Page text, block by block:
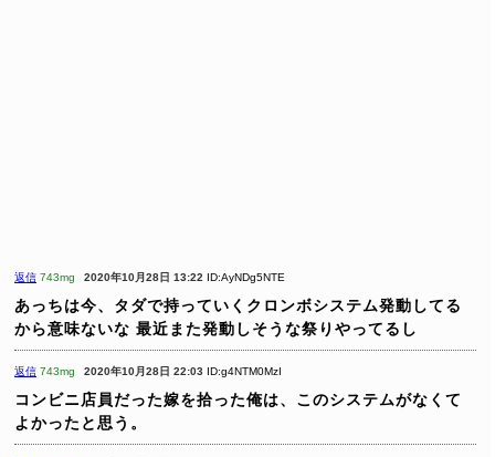
返信 743mg 2020年10月28日 13:22 ID:AyNDg5NTE
あっちは今、タダで持っていくクロンボシステム発動してる
から意味ないな 最近また発動しそうな祭りやってるし
返信 743mg 2020年10月28日 22:03 ID:g4NTM0MzI
コンビニ店員だった嫁を拾った俺は、このシステムがなくて
よかったと思う。